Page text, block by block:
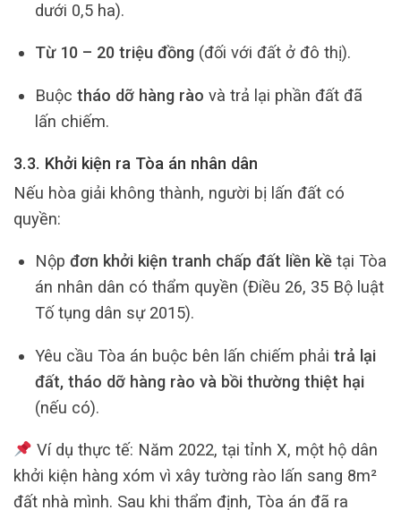
dưới 0,5 ha).
Từ 10 – 20 triệu đồng(đối với đất ở đô thị).
Buộc tháo dỡ hàng rào và trả lại phần đất đã
lấn chiếm.
3.3. Khởi kiện ra Tòa án nhân dân
Nếu hòa giải không thành, người bị lấn đất có
quyền:
Nộp đơn khởi kiện tranh chấp đất liền kềtại Tòa
án nhân dân có thẩm quyền (Điều 26, 35 Bộ luật
Tố tụng dân sự 2015).
Yêu cầu Tòa án buộc bên lấn chiếm phải trả lại
đất, tháo dỡ hàng rào và bồi thường thiệt hại
(nếu có).
Ví dụ thực tế: Năm 2022, tại tỉnh X, một hộ dân
khởi kiện hàng xóm vì xây tường rào lấn sang 8m²
đất nhà mình. Sau khi thẩm định, Tòa án đã ra